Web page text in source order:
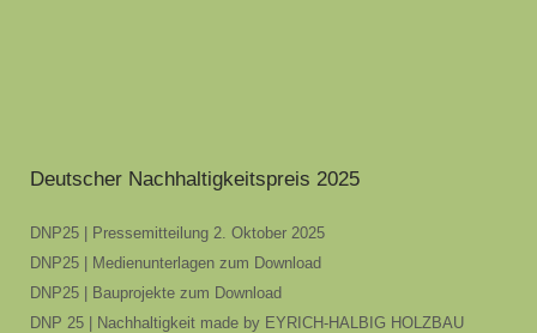
Deutscher Nachhaltigkeitspreis 2025
DNP25 | Pressemitteilung 2. Oktober 2025
DNP25 | Medienunterlagen zum Download
DNP25 | Bauprojekte zum Download
DNP 25 | Nachhaltigkeit made by EYRICH-HALBIG HOLZBAU